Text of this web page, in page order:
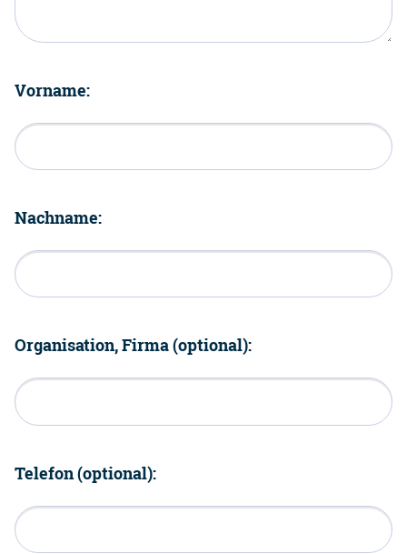
Vorname:
Nachname:
Organisation, Firma (optional):
Telefon (optional):